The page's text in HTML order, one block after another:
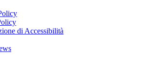
di Accessibilità